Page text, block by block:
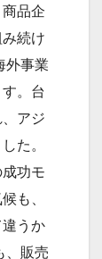
品企
続け
外事業
。台
アジ
た。
功モ
も、
うか
、販売